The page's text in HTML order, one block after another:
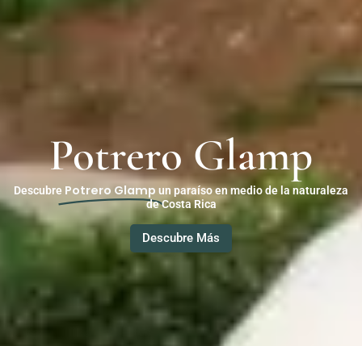
Potrero Glamp
Descubre Potrero Glamp un paraíso en medio de la naturaleza
de Costa Rica
Descubre Más